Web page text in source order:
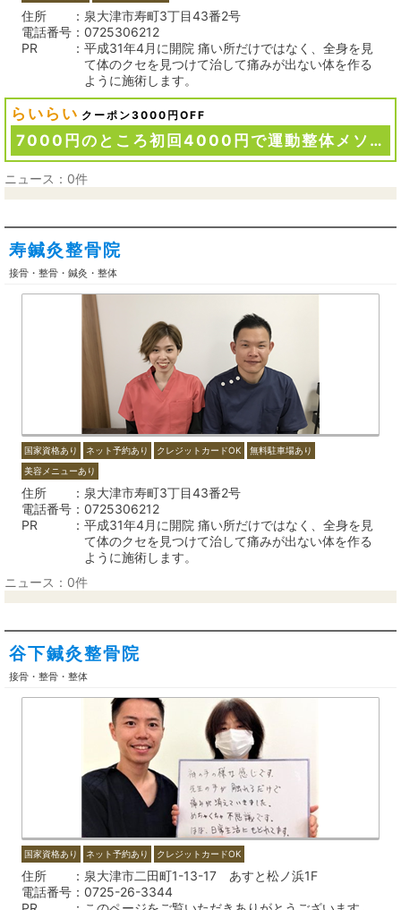
住所
泉大津市寿町3丁目43番2号
電話番号
0725306212
PR
平成31年4月に開院 痛い所だけではなく、全身を見
て体のクセを見つけて治して痛みが出ない体を作る
ように施術します。
らいらい クーポン3000円OFF
7000円のところ初回4000円で運動整体メソッドを体験できます！
ニュース：0件
寿鍼灸整骨院
接骨・整骨・鍼灸・整体
国家資格あり ネット予約あり クレジットカードOK
無料駐車場あり
美容メニューあり
住所
泉大津市寿町3丁目43番2号
電話番号
0725306212
PR
平成31年4月に開院 痛い所だけではなく、全身を見
て体のクセを見つけて治して痛みが出ない体を作る
ように施術します。
ニュース：0件
谷下鍼灸整骨院
接骨・整骨・整体
国家資格あり ネット予約あり クレジットカードOK
住所
泉大津市二田町1-13-17 あすと松ノ浜1F
電話番号
0725-26-3344